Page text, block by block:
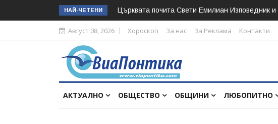
НАЙ-ЧЕТЕНИ Църквата почита Свeти Емилиан Изповедник
Август 08, 2026 Хороскоп За нас За Реклама Контакти
АКТУАЛНО ОБЩЕСТВО ОБЩИНИ ЛЮБОПИТНО